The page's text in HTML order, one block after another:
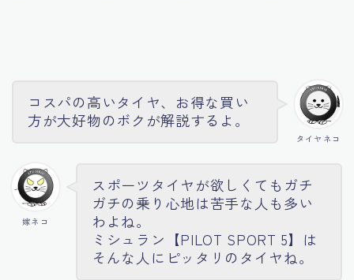
タイヤネコ
コスパの高いタイヤ、お得な買い
方が大好物のボクが解説するよ。
嫁ネコ
スポーツタイヤが欲しくてもガチ
ガチの乗り心地は苦手な人も多い
わよね。
ミシュラン【PILOT SPORT 5】は
そんな人にピッタリのタイヤね。